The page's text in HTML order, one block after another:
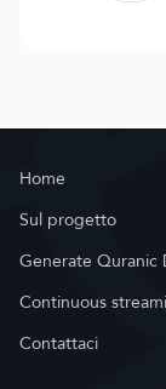
Home
Sul progetto
Generate Quranic
Continuous
Contattaci